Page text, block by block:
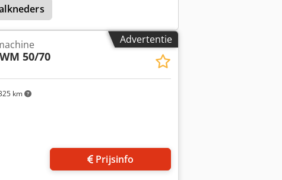
Optie: Onderhoudscontract
Instructie & inbedrijfstelling Wij
Advertentie
km
50/70
Prijsinfo